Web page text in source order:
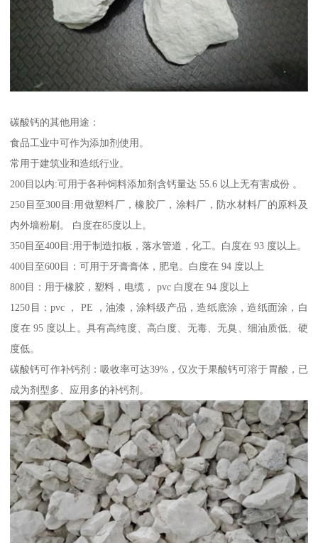
碳酸钙的其他用途：
食品工业中可作为添加剂使用。
常用于建筑业和造纸行业。
200目以内:可用于各种饲料添加剂含钙量达 55.6 以上无有害成份 。
250目至300目:用做塑料厂，橡胶厂，涂料厂，防水材料厂的原料及
内外墙粉刷。 白度在85度以上。
350目至400目:用于制造扣板，落水管道，化工。白度在 93 度以上。
400目至600目：可用于牙膏膏体，肥皂。白度在 94 度以上
800目：用于橡胶，塑料，电缆， pvc 白度在 94 度以上
1250目：pvc ， PE ，油漆，涂料级产品，造纸底涂，造纸面涂，白
度在 95 度以上。具有高纯度、高白度、无毒、无臭、细油质低、硬
度低。
碳酸钙可作补钙剂：吸收率可达39%，仅次于果酸钙可溶于胃酸，已
成为剂型多、应用多的补钙剂。